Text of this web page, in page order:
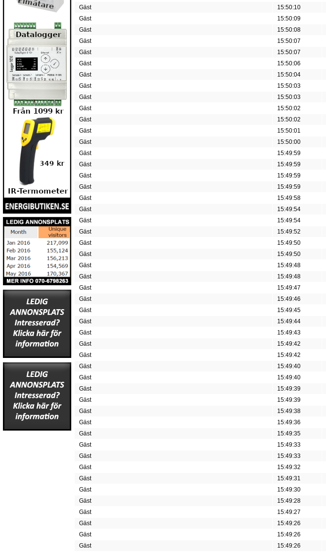
Gäst
15:50:10
Gäst
15:50:09
Gäst
15:50:08
Gäst
15:50:07
Gäst
15:50:07
Gäst
15:50:06
Gäst
15:50:04
Gäst
15:50:03
Gäst
15:50:03
Gäst
15:50:02
Gäst
15:50:02
Gäst
15:50:01
Gäst
15:50:00
Gäst
15:49:59
Gäst
15:49:59
Gäst
15:49:59
Gäst
15:49:59
Gäst
15:49:58
Gäst
15:49:54
Gäst
15:49:54
Gäst
15:49:52
Gäst
15:49:50
Gäst
15:49:50
Gäst
15:49:48
Gäst
15:49:48
Gäst
15:49:47
Gäst
15:49:46
Gäst
15:49:45
Gäst
15:49:44
Gäst
15:49:43
Gäst
15:49:42
Gäst
15:49:42
Gäst
15:49:40
Gäst
15:49:40
Gäst
15:49:39
Gäst
15:49:39
Gäst
15:49:38
Gäst
15:49:36
Gäst
15:49:35
Gäst
15:49:33
Gäst
15:49:33
Gäst
15:49:32
Gäst
15:49:31
Gäst
15:49:30
Gäst
15:49:28
Gäst
15:49:27
Gäst
15:49:26
Gäst
15:49:26
Gäst
15:49:26